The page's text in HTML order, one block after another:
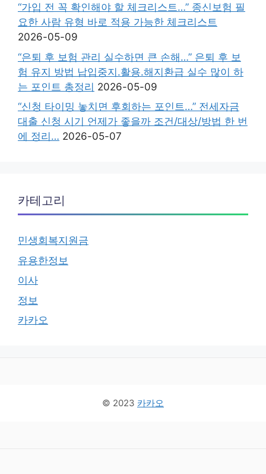
“가입 전 꼭 확인해야 할 체크리스트…” 종신보험 필
요한 사람 유형 바로 적용 가능한 체크리스트
2026-05-09
“은퇴 후 보험 관리 실수하면 큰 손해…” 은퇴 후 보
험 유지 방법 납입중지.활용.해지환급 실수 많이 하
는 포인트 총정리 2026-05-09
“신청 타이밍 놓치면 후회하는 포인트…” 전세자금
대출 신청 시기 언제가 좋을까 조건/대상/방법 한 번
에 정리… 2026-05-07
카테고리
민생회복지원금
유용한정보
이사
정보
카카오
© 2023 카카오